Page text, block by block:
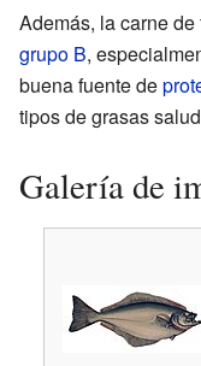
Además, la carne
grupo B,
buena fuente de
tipos de grasas
Galería de